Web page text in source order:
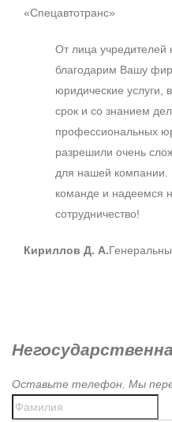
«Спецавтотранс»
От лица
благодарим Вашу
юридические услуги,
срок и со знанием
профессиональных
разрешили очень
для нашей
команде и надеемся
сотрудничество!
Кириллов Д. А.
Оставьте телефон. Мы